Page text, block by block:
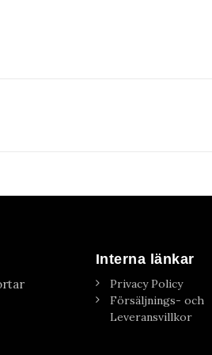
Interna länkar
Privacy Policy
Försäljnings- och
Leveransvillkor